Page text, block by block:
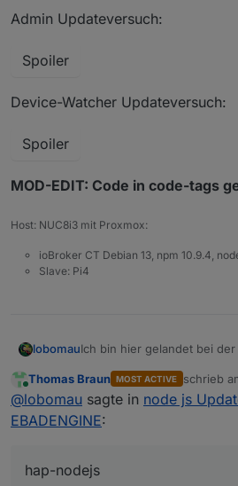
Admin Updateversuch:
Spoiler
Device-Watcher Updateversuch:
Spoiler
MOD-EDIT: Code in code-tags
Host: NUC8i3 mit Proxmox:
ioBroker CT Debian 13, npm 10.9.4,
Slave: Pi4
lobomauIch bin hier gelandet bei
Ich habe einen Adapter-
node 22 geupdatet bin auf
nicht. Es kann also nicht an
Online
Thomas Braun MOST ACTIVE schrieb
zuletzt
@lobomau sagte in node js
EBADENGINE:
hap-nodejs